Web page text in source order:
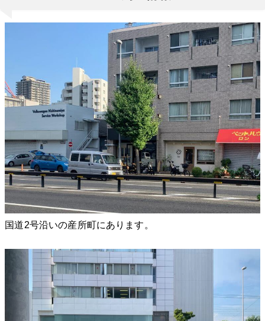
国道2号沿いの産所町にあります。